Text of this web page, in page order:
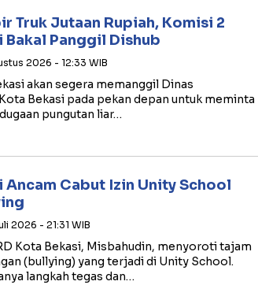
Truk Jutaan Rupiah, Komisi 2
Bakal Panggil Dishub
2026 - 12:33 WIB
akan segera memanggil Dinas
Bekasi pada pekan depan untuk meminta
pungutan liar…
Ancam Cabut Izin Unity School
2026 - 21:31 WIB
Kota Bekasi, Misbahudin, menyoroti tajam
(bullying) yang terjadi di Unity School.
langkah tegas dan…